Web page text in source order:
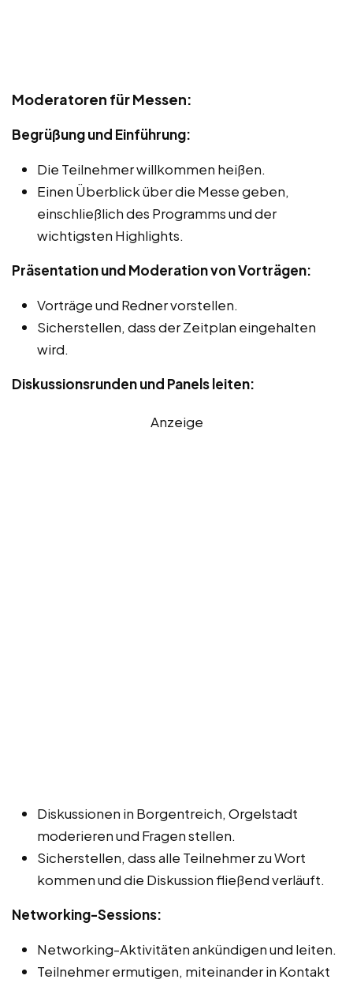
Moderatoren für Messen:
Begrüßung und Einführung:
Die Teilnehmer willkommen heißen.
Einen Überblick über die Messe geben,
einschließlich des Programms und der
wichtigsten Highlights.
Präsentation und Moderation von Vorträgen:
Vorträge und Redner vorstellen.
Sicherstellen, dass der Zeitplan eingehalten
wird.
Diskussionsrunden und Panels leiten:
Anzeige
Diskussionen in Borgentreich, Orgelstadt
moderieren und Fragen stellen.
Sicherstellen, dass alle Teilnehmer zu Wort
kommen und die Diskussion fließend verläuft.
Networking-Sessions:
Networking-Aktivitäten ankündigen und leiten.
Teilnehmer ermutigen, miteinander in Kontakt